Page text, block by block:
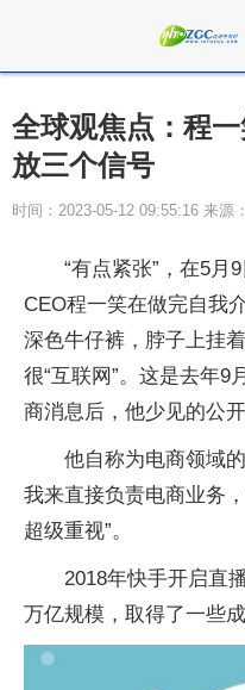
全球观焦点：程
放三个信号
时间：2023-05-12 09:55:16 来源
“有点紧张”，在5月
CEO程一笑在做完自我
深色牛仔裤，脖子上挂
很“互联网”。这是去年9
商消息后，他少见的公
他自称为电商领域
我来直接负责电商业务
超级重视”。
2018年快手开启直
万亿规模，取得了一些